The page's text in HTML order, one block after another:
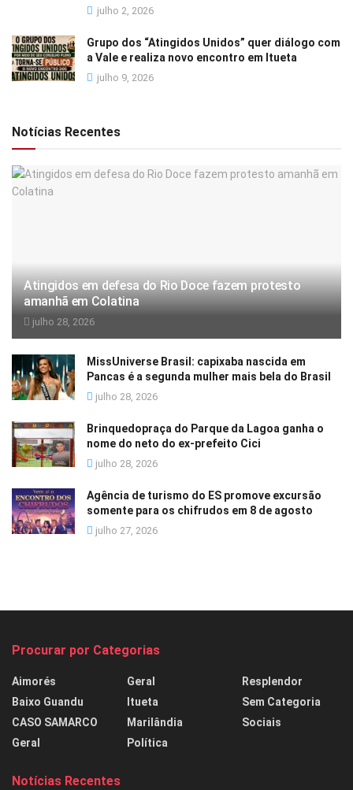
julho 2, 2026
Grupo dos “Atingidos Unidos” quer diálogo com
a Vale e realiza novo encontro em Itueta
julho 9, 2026
Notícias Recentes
Atingidos em defesa do Rio Doce fazem protesto
amanhã em Colatina
julho 28, 2026
MissUniverse Brasil: capixaba nascida em
Pancas é a segunda mulher mais bela do Brasil
julho 28, 2026
Brinquedopraça do Parque da Lagoa ganha o
nome do neto do ex-prefeito Cici
julho 28, 2026
Agência de turismo do ES promove excursão
somente para os chifrudos em 8 de agosto
julho 27, 2026
Procurar por Categorias
Aimorés
Baixo Guandu
CASO SAMARCO
Geral
Geral
Itueta
Marilândia
Política
Resplendor
Sem Categoria
Sociais
Notícias Recentes